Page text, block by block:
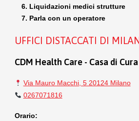
Liquidazioni medici strutture
Parla con un operatore
UFFICI DISTACCATI DI
CDM Health Care - Casa di
Via Mauro Macchi, 5 20124 Milano
0267071816
Orario: